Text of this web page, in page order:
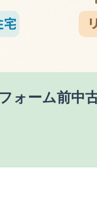
ォーム前中